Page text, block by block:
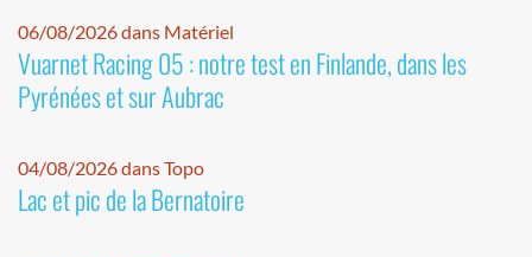
06/08/2026 dans Matériel
Vuarnet Racing 05 : notre test en Finlande, dans les
Pyrénées et sur Aubrac
04/08/2026 dans Topo
Lac et pic de la Bernatoire